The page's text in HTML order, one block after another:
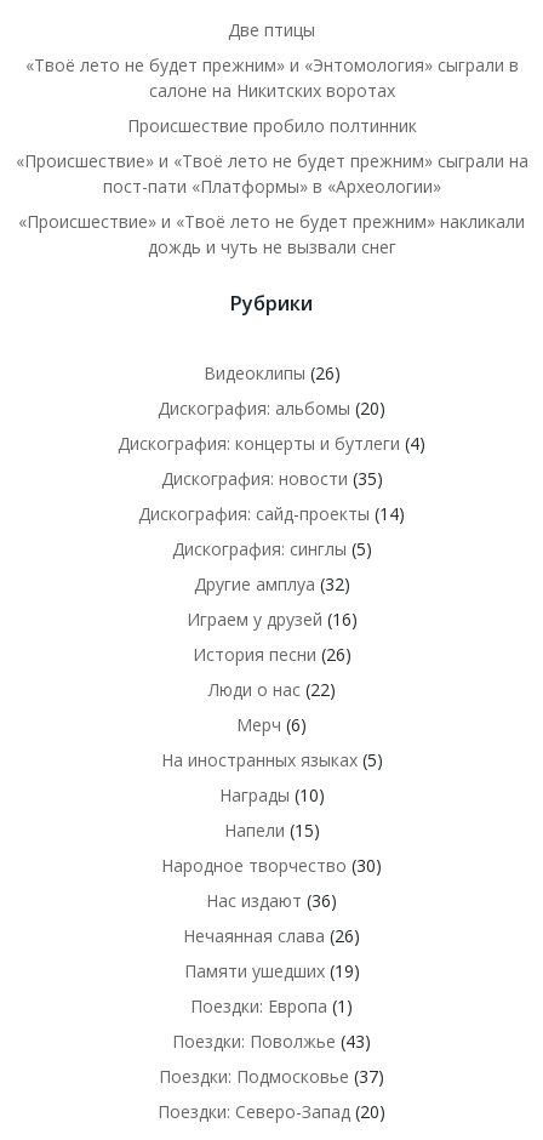
Две птицы
«Твоё лето не будет прежним» и «Энтомология» сыграли в
салоне на Никитских воротах
Происшествие пробило полтинник
«Происшествие» и «Твоё лето не будет прежним» сыграли на
пост-пати «Платформы» в «Археологии»
«Происшествие» и «Твоё лето не будет прежним» накликали
дождь и чуть не вызвали снег
Рубрики
Видеоклипы (26)
Дискография: альбомы (20)
Дискография: концерты и бутлеги (4)
Дискография: новости (35)
Дискография: сайд-проекты (14)
Дискография: синглы (5)
Другие амплуа (32)
Играем у друзей (16)
История песни (26)
Люди о нас(22)
Мерч (6)
На иностранных языках(5)
Награды (10)
Напели (15)
Народное творчество (30)
Нас издают (36)
Нечаянная слава (26)
Памяти ушедших(19)
Поездки: Европа (1)
Поездки: Поволжье (43)
Поездки: Подмосковье (37)
Поездки: Северо-Запад (20)